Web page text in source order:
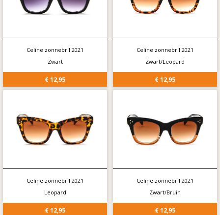
Celine zonnebril 2021
Zwart
€ 12,95
Celine zonnebril 2021
Zwart/Leopard
€ 12,95
Celine zonnebril 2021
Leopard
€ 12,95
Celine zonnebril 2021
Zwart/Bruin
€ 12,95